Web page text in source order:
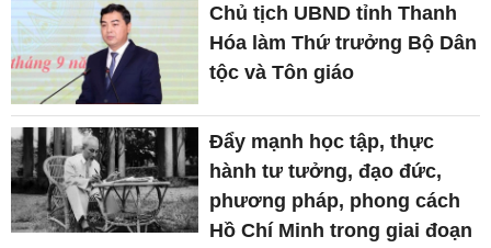
Chủ tịch UBND tỉnh Thanh
Hóa làm Thứ trưởng Bộ Dân
tộc và Tôn giáo
Đẩy mạnh học tập, thực
hành tư tưởng, đạo đức,
phương pháp, phong cách
Hồ Chí Minh trong giai đoạn